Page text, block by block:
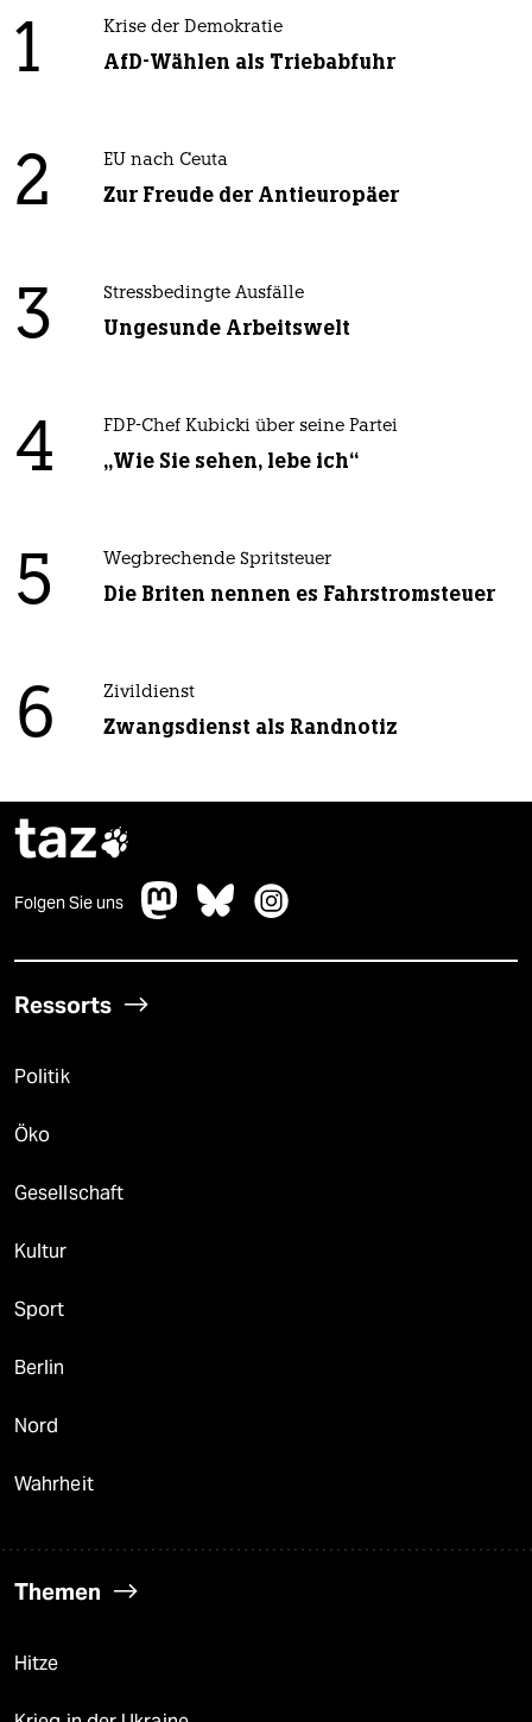
1 Krise der Demokratie
AfD-Wählen als Triebabfuhr
2 EU nach Ceuta
Zur Freude der Antieuropäer
3 Stressbedingte Ausfälle
Ungesunde Arbeitswelt
4 FDP-Chef Kubicki über seine Partei
„Wie Sie sehen, lebe ich“
5 Wegbrechende Spritsteuer
Die Briten nennen es Fahrstromsteuer
6 Zivildienst
Zwangsdienst als Randnotiz
taz
Folgen Sie uns
Ressorts
Politik
Öko
Gesellschaft
Kultur
Sport
Berlin
Nord
Wahrheit
Themen
Hitze